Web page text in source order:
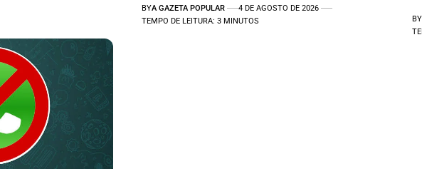
BYA GAZETA POPULAR
4 DE AGOSTO DE 2026
TEMPO DE LEITURA: 3 MINUTOS
BY